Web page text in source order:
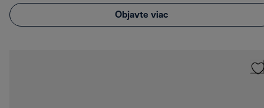
Objavte viac